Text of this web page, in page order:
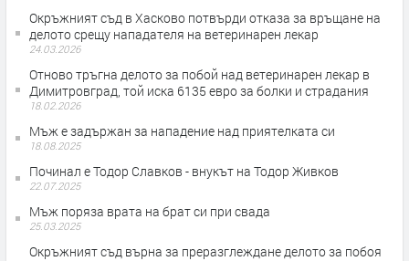
Окръжният съд в Хасково потвърди отказа за връщане на
делото срещу нападателя на ветеринарен лекар
24.03.2026
Отново тръгна делото за побой над ветеринарен лекар в
Димитровград, той иска 6135 евро за болки и страдания
18.02.2026
Мъж е задържан за нападение над приятелката си
18.08.2025
Починал е Тодор Славков - внукът на Тодор Живков
22.07.2025
Мъж поряза врата на брат си при свада
25.03.2025
Окръжният съд върна за преразглеждане делото за побоя